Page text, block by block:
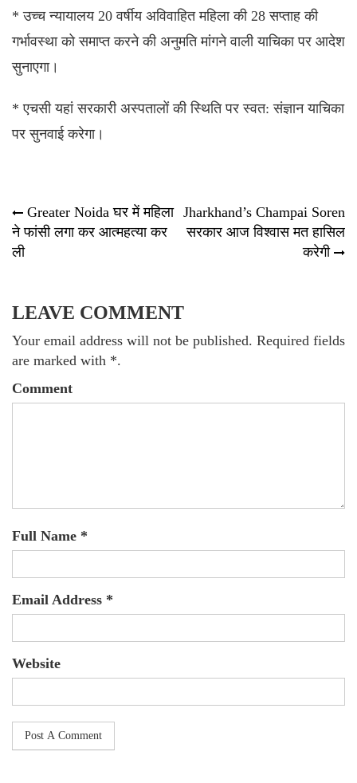
* उच्च न्यायालय 20 वर्षीय अविवाहित महिला की 28 सप्ताह की
गर्भावस्था को समाप्त करने की अनुमति मांगने वाली याचिका पर आदेश
सुनाएगा।
* एचसी यहां सरकारी अस्पतालों की स्थिति पर स्वत: संज्ञान याचिका
पर सुनवाई करेगा।
Post
navigation
Greater Noida घर में महिला
ने फांसी लगा कर आत्महत्या कर
ली
Jharkhand’s Champai Soren
सरकार आज विश्वास मत हासिल
करेगी
LEAVE COMMENT
Your email address will not be published. Required fields
are marked with *.
Comment
Full Name *
Email Address *
Website